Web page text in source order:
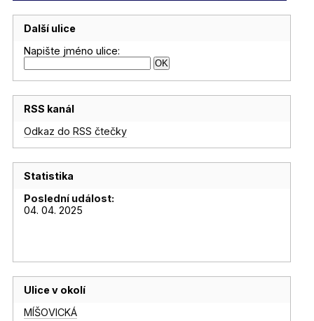
Další ulice
Napište jméno ulice:
RSS kanál
Odkaz do RSS čtečky
Statistika
Poslední událost:
04. 04. 2025
Ulice v okolí
MÍŠOVICKÁ